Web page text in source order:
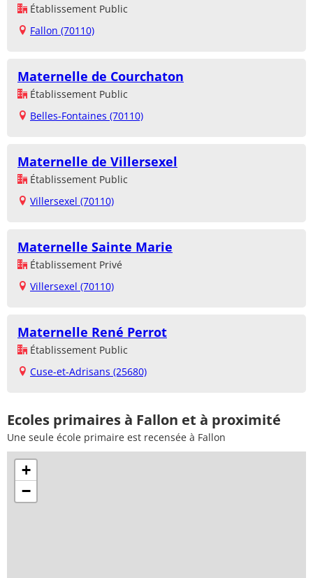
Établissement Public
Fallon (70110)
Maternelle de Courchaton
Établissement Public
Belles-Fontaines (70110)
Maternelle de Villersexel
Établissement Public
Villersexel (70110)
Maternelle Sainte Marie
Établissement Privé
Villersexel (70110)
Maternelle René Perrot
Établissement Public
Cuse-et-Adrisans (25680)
Ecoles primaires à Fallon et à proximité
Une seule école primaire est recensée à Fallon
+
−